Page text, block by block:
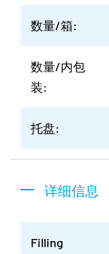
数量/箱:
数量/内包
装:
托盘:
详细信息
Filling